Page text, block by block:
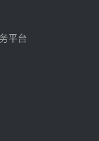
蒸汽发生系统
平台